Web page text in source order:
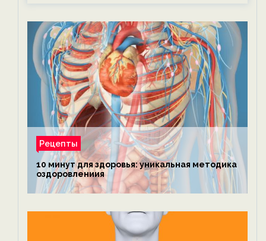
Рецепты
10 минут для здоровья: уникальная методика
оздоровлениия